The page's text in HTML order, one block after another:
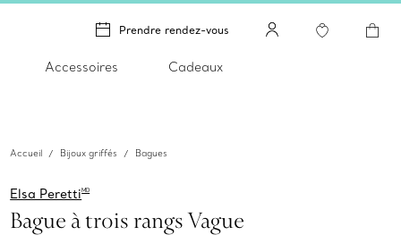
Prendre rendez-vous
Accessoires Cadeaux
Accueil Bijoux griffés Bagues
Elsa PerettiMD
Bague à trois rangs Vague